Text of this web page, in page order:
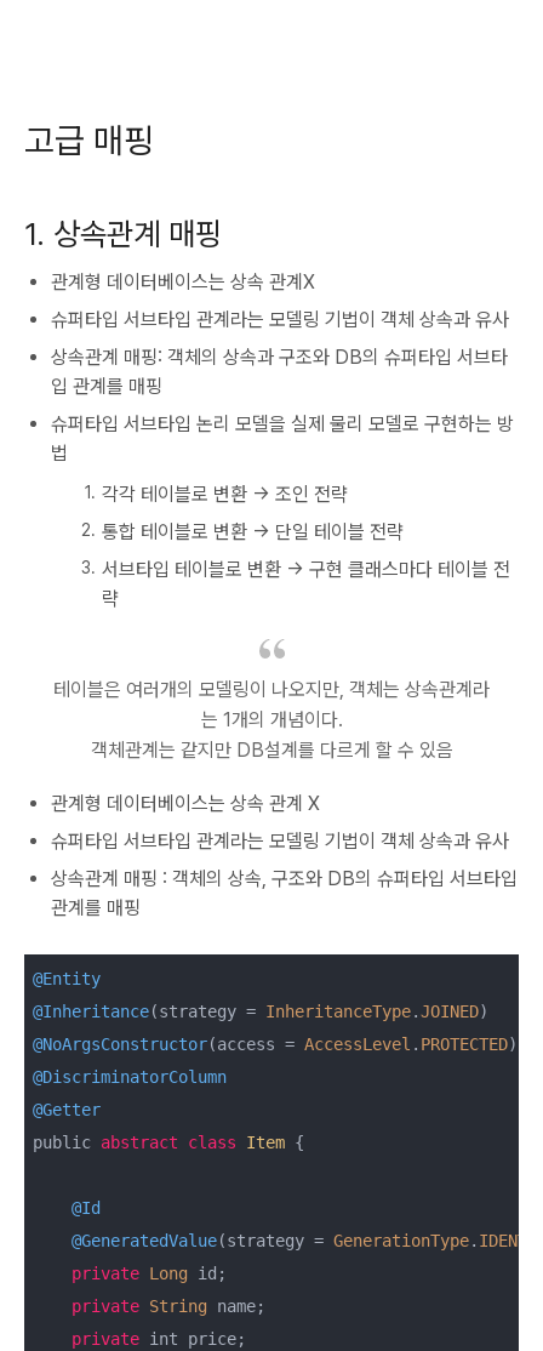
고급 매핑
1. 상속관계 매핑
관계형 데이터베이스는 상속 관계X
슈퍼타입 서브타입 관계라는 모델링 기법이 객체 상속과 유사
상속관계 매핑: 객체의 상속과 구조와 DB의 슈퍼타입 서브타
입 관계를 매핑
슈퍼타입 서브타입 논리 모델을 실제 물리 모델로 구현하는 방
법
각각 테이블로 변환 -> 조인 전략
통합 테이블로 변환 -> 단일 테이블 전략
서브타입 테이블로 변환 -> 구현 클래스마다 테이블 전
략
테이블은 여러개의 모델링이 나오지만, 객체는 상속관계라
는 1개의 개념이다.
객체관계는 같지만 DB설계를 다르게 할 수 있음
관계형 데이터베이스는 상속 관계 X
슈퍼타입 서브타입 관계라는 모델링 기법이 객체 상속과 유사
상속관계 매핑 : 객체의 상속, 구조와 DB의 슈퍼타입 서브타입
관계를 매핑
@Entity
@Inheritance(strategy = InheritanceType.JOINED
@NoArgsConstructor(access = AccessLevel . PROTECTED
@DiscriminatorColumn
@Getter
public abstract class Item {
@Id
@GeneratedValue(strategy = GenerationType.
private Long id;
private String name;
private int price;